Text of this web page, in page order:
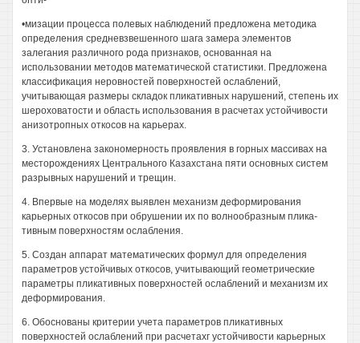
•мизации процесса полевых наблюдений предложена методика
определения средневзвешенного шага замера элементов
залегания различного рода признаков, основанная на
использовании методов математической статистики. Предложена
классификация неровностей поверхностей ослаблений,
учитывающая размеры складок пликативных нарушений, степень их
шероховатости и область использования в расчетах устойчивости
анизотропных откосов на карьерах.
3. Установлена закономерность проявления в горных массивах на
месторождениях Центрального Казахстана пяти основных систем
разрывных нарушений и трещин.
4. Впервые на моделях выявлен механизм деформирования
карьерных откосов при обрушении их по волнообразным плика-
тивным поверхностям ослабления.
5. Создан аппарат математических формул для определения
параметров устойчивых откосов, учитывающий геометрические
параметры пликативных поверхностей ослаблений и механизм их
деформирования.
6. Обоснованы критерии учета параметров пликативных
поверхностей ослаблений при расчетахг устойчивости карьерных